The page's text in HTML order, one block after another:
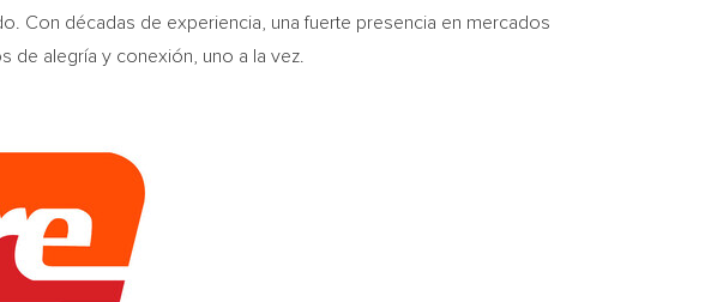
Con décadas de experiencia, una fuerte presencia en mercados
de alegría y conexión, uno a la vez.